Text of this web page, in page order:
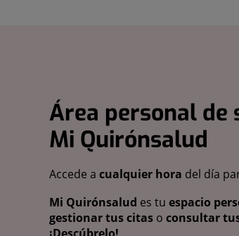
Área personal de
Mi Quirónsalud
Accede a cualquier hora del día
Mi Quirónsalud es tu espacio
gestionar tus citas o consultar